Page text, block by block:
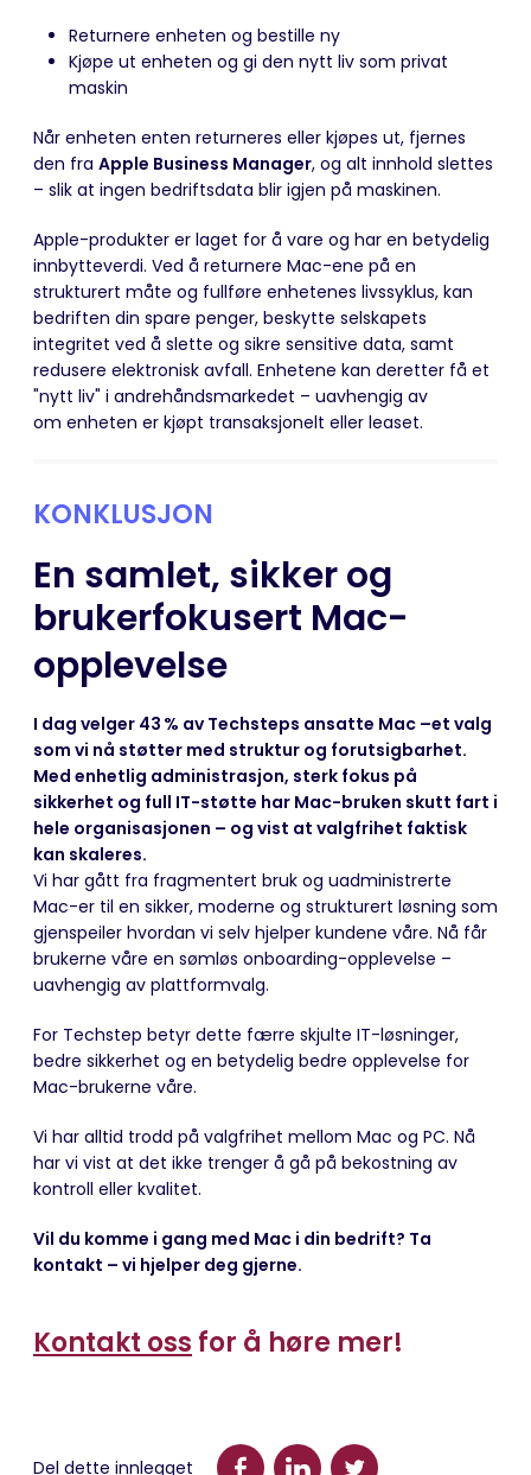
Returnere enheten og bestille ny
Kjøpe ut enheten og gi den nytt liv som privat
maskin
Når enheten enten returneres eller kjøpes ut, fjernes
den fra Apple Business Manager, og alt innhold slettes
– slik at ingen bedriftsdata blir igjen på maskinen.
Apple-produkter er laget for å vare og har en betydelig
innbytteverdi. Ved å returnere Mac-ene på en
strukturert måte og fullføre enhetenes livssyklus, kan
bedriften din spare penger, beskytte selskapets
integritet ved å slette og sikre sensitive data, samt
redusere elektronisk avfall. Enhetene kan deretter få et
"nytt liv" i andrehåndsmarkedet – uavhengig av
om enheten er kjøpt transaksjonelt eller leaset.
KONKLUSJON
En samlet, sikker og
brukerfokusert Mac-
opplevelse
I dag velger 43 % av Techsteps ansatte Mac –et valg
som vi nå støtter med struktur og forutsigbarhet.
Med enhetlig administrasjon, sterk fokus på
sikkerhet og full IT-støtte har Mac-bruken skutt fart i
hele organisasjonen – og vist at valgfrihet faktisk
kan skaleres.
Vi har gått fra fragmentert bruk og uadministrerte
Mac-er til en sikker, moderne og strukturert løsning som
gjenspeiler hvordan vi selv hjelper kundene våre. Nå får
brukerne våre en sømløs onboarding-opplevelse –
uavhengig av plattformvalg.
For Techstep betyr dette færre skjulte IT-løsninger,
bedre sikkerhet og en betydelig bedre opplevelse for
Mac-brukerne våre.
Vi har alltid trodd på valgfrihet mellom Mac og PC. Nå
har vi vist at det ikke trenger å gå på bekostning av
kontroll eller kvalitet.
Vil du komme i gang med Mac i din bedrift? Ta
kontakt – vi hjelper deg gjerne.
Kontakt oss for å høre mer!
Del dette innlegget